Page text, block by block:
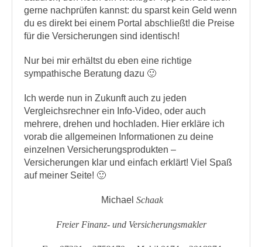
gerne nachprüfen kannst: du sparst kein Geld wenn
du es direkt bei einem Portal abschließt! die Preise
für die Versicherungen sind identisch!
Nur bei mir erhältst du eben eine richtige
sympathische Beratung dazu 🙂
Ich werde nun in Zukunft auch zu jeden
Vergleichsrechner ein Info-Video, oder auch
mehrere, drehen und hochladen. Hier erkläre ich
vorab die allgemeinen Informationen zu deine
einzelnen Versicherungsprodukten –
Versicherungen klar und einfach erklärt! Viel Spaß
auf meiner Seite! 🙂
Michael Schaak
Freier Finanz- und Versicherungsmakler